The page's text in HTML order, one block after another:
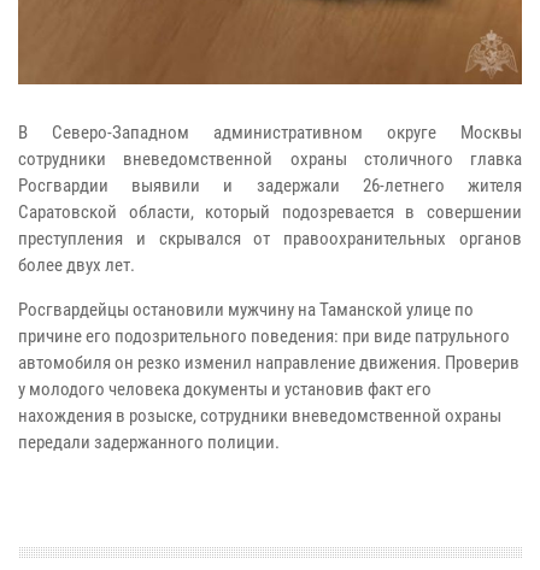
В Северо-Западном административном округе Москвы
сотрудники вневедомственной охраны столичного главка
Росгвардии выявили и задержали 26-летнего жителя
Саратовской области, который подозревается в совершении
преступления и скрывался от правоохранительных органов
более двух лет.
Росгвардейцы остановили мужчину на Таманской улице по
причине его подозрительного поведения: при виде патрульного
автомобиля он резко изменил направление движения. Проверив
у молодого человека документы и установив факт его
нахождения в розыске, сотрудники вневедомственной охраны
передали задержанного полиции.